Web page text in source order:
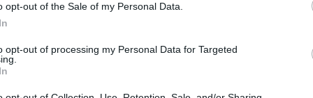
opt-out of the Sale of my Personal Data.
opt-out of processing my Personal Data for Targeted